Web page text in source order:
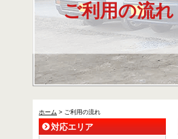
ご利用の流れ
ホーム > ご利用の流れ
対応エリア